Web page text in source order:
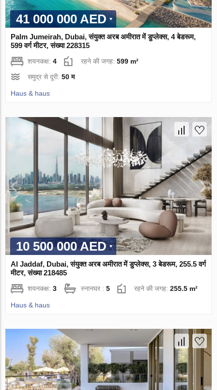
41 000 000 AED
Palm Jumeirah, Dubai, संयुक्त अरब अमीरात में डुप्लेक्स, 4 बेडरूम,
599 वर्ग मीटर, संख्या 228315
शयनकक्ष:4 रहने की जगह:599 m²
समुद्र से दूरी:50 म
Haus & haus
10 500 000 AED
Al Jaddaf, Dubai, संयुक्त अरब अमीरात में डुप्लेक्स, 3 बेडरूम, 255.5 वर्ग
मीटर, संख्या 218485
शयनकक्ष:3 स्नानघर :5 रहने की जगह:255.5 m²
Haus & haus